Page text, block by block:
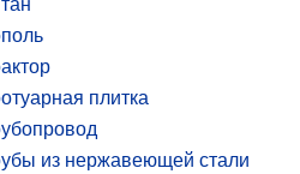
плитка
из нержавеющей стали